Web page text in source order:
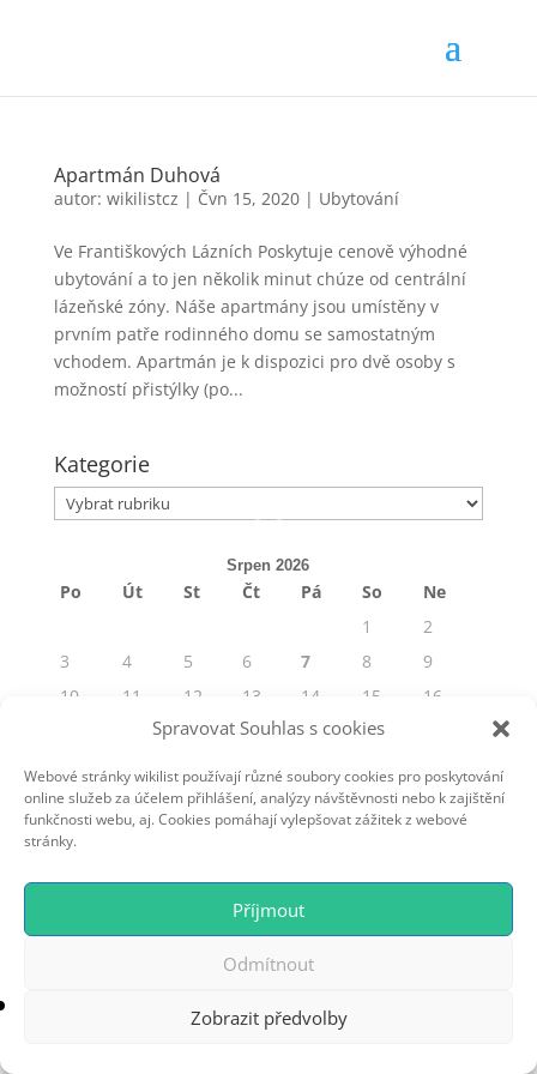
Spravovat Souhlas s cookies
Webové stránky wikilist používají různé soubory cookies pro poskytování
online služeb za účelem přihlášení, analýzy návštěvnosti nebo k zajištění
funkčnosti webu, aj. Cookies pomáhají vylepšovat zážitek z webové
stránky.
Příjmout
Odmítnout
Zobrazit předvolby
Apartmán Duhová
autor: wikilistcz | Čvn 15, 2020| Ubytování
Ve Františkových Lázních Poskytuje cenově výhodné
ubytování a to jen několik minut chúze od centrální
lázeňské zóny. Náše apartmány jsou umístěny v
prvním patře rodinného domu se samostatným
vchodem. Apartmán je k dispozici pro dvě osoby s
možností přistýlky (po...
Kategorie
Kategorie
Srpen 2026
Po Út St Čt Pá So
Ne
1
2
3
4 5 6 7 8
9
10
11 12 13 14 15
16
19 20 21 22
24
27 28 29
31
« Čvc
podnikání